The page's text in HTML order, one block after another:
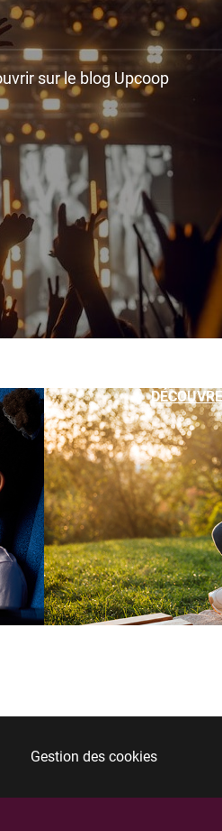
sur le blog Upcoop
Gestion des cookies